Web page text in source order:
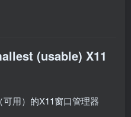
(usable) X11
可用）的X11窗口管理器